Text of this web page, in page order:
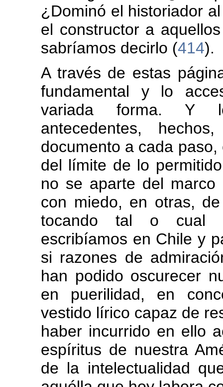
¿Dominó el historiador
el constructor a
sabríamos decirlo (414).
A través de estas
fundamental y lo
variada forma. Y lo
antecedentes,
documento a cada
del límite de lo
no se aparte del
con miedo, en otras,
tocando tal o cual
escribíamos en Chile y
si razones de
han podido oscurecer
en puerilidad, en
vestido lírico capaz de
haber incurrido en ello
espíritus de nuestra
de la intelectualidad